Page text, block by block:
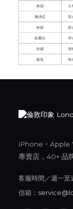
iPhone・Apple
專賣店，40+ 品
客服時間／週一至
信箱：